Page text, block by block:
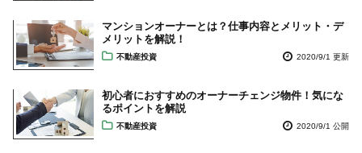
マンションオーナーとは？仕事内容とメリット・デ
メリットを解説！
不動産投資 2020/9/1 更新
初心者におすすめのオーナーチェンジ物件！気にな
るポイントを解説
不動産投資 2020/9/1 公開